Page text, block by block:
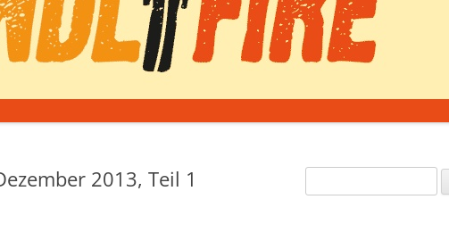
2013, Teil 1
nach: